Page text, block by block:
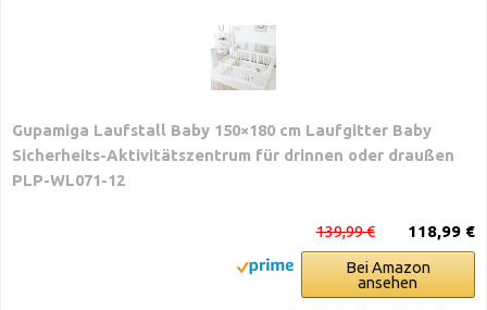
Gupamiga Laufstall Baby 150×180 cm Laufgitter Baby
Sicherheits-Aktivitätszentrum für drinnen oder draußen
PLP-WL071-12
118,99 €
139,99 €
Bei Amazon
ansehen